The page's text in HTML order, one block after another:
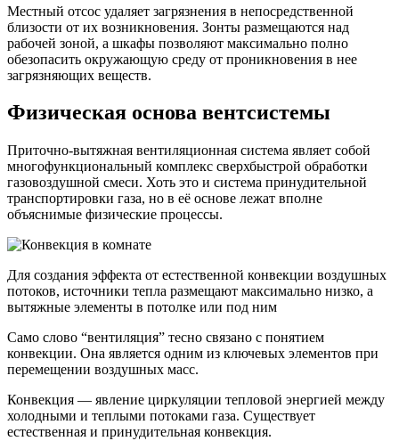
Местный отсос удаляет загрязнения в непосредственной
близости от их возникновения. Зонты размещаются над
рабочей зоной, а шкафы позволяют максимально полно
обезопасить окружающую среду от проникновения в нее
загрязняющих веществ.
Физическая основа вентсистемы
Приточно-вытяжная вентиляционная система являет собой
многофункциональный комплекс сверхбыстрой обработки
газовоздушной смеси. Хоть это и система принудительной
транспортировки газа, но в её основе лежат вполне
объяснимые физические процессы.
Для создания эффекта от естественной конвекции воздушных
потоков, источники тепла размещают максимально низко, а
вытяжные элементы в потолке или под ним
Само слово “вентиляция” тесно связано с понятием
конвекции. Она является одним из ключевых элементов при
перемещении воздушных масс.
Конвекция — явление циркуляции тепловой энергией между
холодными и теплыми потоками газа. Существует
естественная и принудительная конвекция.